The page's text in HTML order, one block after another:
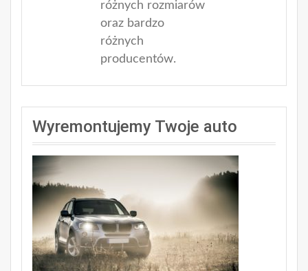
różnych rozmiarów
oraz bardzo
różnych
producentów.
Wyremontujemy Twoje auto